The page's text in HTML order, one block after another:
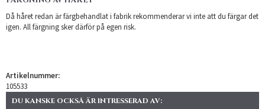
Då håret redan är färgbehandlat i fabrik rekommenderar vi inte att du färgar det
igen. All färgning sker därför på egen risk.
Artikelnummer:
105533
DU KANSKE OCKSÅ ÄR INTRESSERAD AV: